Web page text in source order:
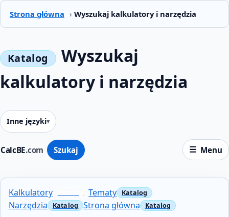
Strona główna › Wyszukaj kalkulatory i narzędzia
CalcBE.com Szukaj Menu
Wyszukaj
kalkulatory i narzędzia
Inne języki
Kalkulatory
Tematy
Narzędzia
Strona główna